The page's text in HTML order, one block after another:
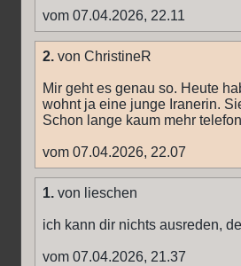
vom 07.04.2026, 22.11
2. von ChristineR
Mir geht es genau so. Heute
wohnt ja eine junge Iranerin.
Schon lange kaum mehr
vom 07.04.2026, 22.07
1. von lieschen
ich kann dir nichts ausreden,
vom 07.04.2026, 21.37